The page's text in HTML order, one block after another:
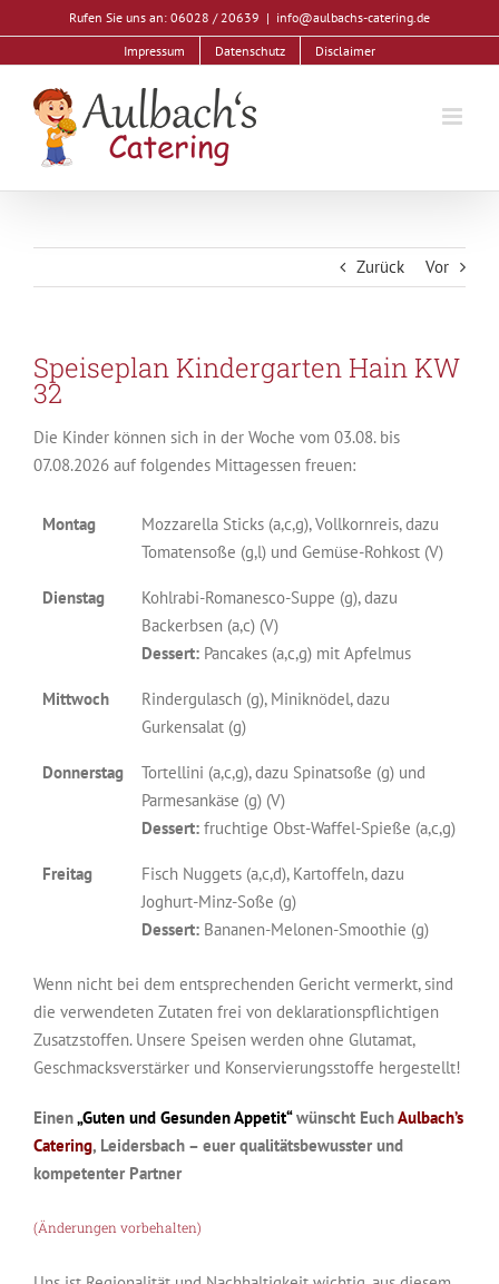
Inhalt
springen
Rufen Sie uns an: 06028 / 20639 | info@aulbachs-catering.de
Impressum
Datenschutz Disclaimer
Zurück Vor
Speiseplan Kindergarten Hain KW
32
Die Kinder können sich in der Woche vom 03.08. bis
07.08.2026 auf folgendes Mittagessen freuen:
Montag
Mozzarella Sticks (a,c,g), Vollkornreis, dazu
Tomatensoße (g,l) und Gemüse-Rohkost (V)
Dienstag
Kohlrabi-Romanesco-Suppe (g), dazu
Backerbsen (a,c) (V)
Dessert: Pancakes (a,c,g) mit Apfelmus
Mittwoch
Rindergulasch (g), Miniknödel, dazu
Gurkensalat (g)
Donnerstag
Tortellini (a,c,g), dazu Spinatsoße (g) und
Parmesankäse (g) (V)
Dessert: fruchtige Obst-Waffel-Spieße (a,c,g)
Freitag
Fisch Nuggets (a,c,d), Kartoffeln, dazu
Joghurt-Minz-Soße (g)
Dessert: Bananen-Melonen-Smoothie (g)
Wenn nicht bei dem entsprechenden Gericht vermerkt, sind
die verwendeten Zutaten frei von deklarationspflichtigen
Zusatzstoffen. Unsere Speisen werden ohne Glutamat,
Geschmacksverstärker und Konservierungsstoffe hergestellt!
Einen„Guten und Gesunden Appetit“wünscht EuchAulbach’s
Catering, Leidersbach – euer qualitätsbewusster und
kompetenter Partner
(Änderungen vorbehalten)